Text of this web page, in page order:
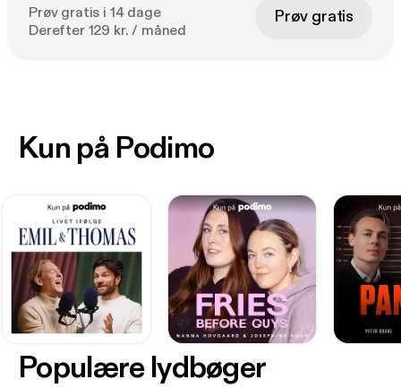
Prøv gratis i 14 dage
Derefter 129 kr. / måned
Prøv gratis
Kun på Podimo
Populære lydbøger